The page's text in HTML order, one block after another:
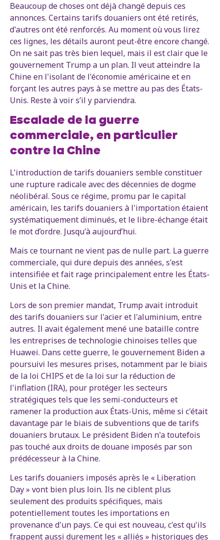
Beaucoup de choses ont déjà changé depuis ces
annonces. Certains tarifs douaniers ont été retirés,
d'autres ont été renforcés. Au moment où vous lirez
ces lignes, les détails auront peut-être encore changé.
On ne sait pas très bien lequel, mais il est clair que le
gouvernement Trump a un plan. Il veut atteindre la
Chine en l'isolant de l'économie américaine et en
forçant les autres pays à se mettre au pas des États-
Unis. Reste à voir s’il y parviendra.
Escalade de la guerre
commerciale, en particulier
contre la Chine
L'introduction de tarifs douaniers semble constituer
une rupture radicale avec des décennies de dogme
néolibéral. Sous ce régime, promu par le capital
américain, les tarifs douaniers à l'importation étaient
systématiquement diminués, et le libre-échange était
le mot d’ordre. Jusqu'à aujourd’hui.
Mais ce tournant ne vient pas de nulle part. La guerre
commerciale, qui dure depuis des années, s'est
intensifiée et fait rage principalement entre les États-
Unis et la Chine.
Lors de son premier mandat, Trump avait introduit
des tarifs douaniers sur l'acier et l'aluminium, entre
autres. Il avait également mené une bataille contre
les entreprises de technologie chinoises telles que
Huawei. Dans cette guerre, le gouvernement Biden a
poursuivi les mesures prises, notamment par le biais
de la loi CHIPS et de la loi sur la réduction de
l'inflation (IRA), pour protéger les secteurs
stratégiques tels que les semi-conducteurs et
ramener la production aux États-Unis, même si c'était
davantage par le biais de subventions que de tarifs
douaniers brutaux. Le président Biden n'a toutefois
pas touché aux droits de douane imposés par son
prédécesseur à la Chine.
Les tarifs douaniers imposés après le « Liberation
Day » vont bien plus loin. Ils ne ciblent plus
seulement des produits spécifiques, mais
potentiellement toutes les importations en
provenance d'un pays. Ce qui est nouveau, c'est qu'ils
frappent aussi durement les « alliés » historiques des